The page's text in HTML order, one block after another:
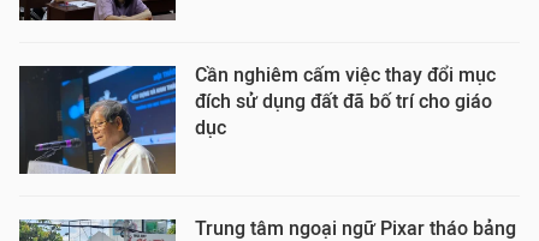
Cần nghiêm cấm việc thay đổi mục
đích sử dụng đất đã bố trí cho giáo
dục
Trung tâm ngoại ngữ Pixar tháo bảng